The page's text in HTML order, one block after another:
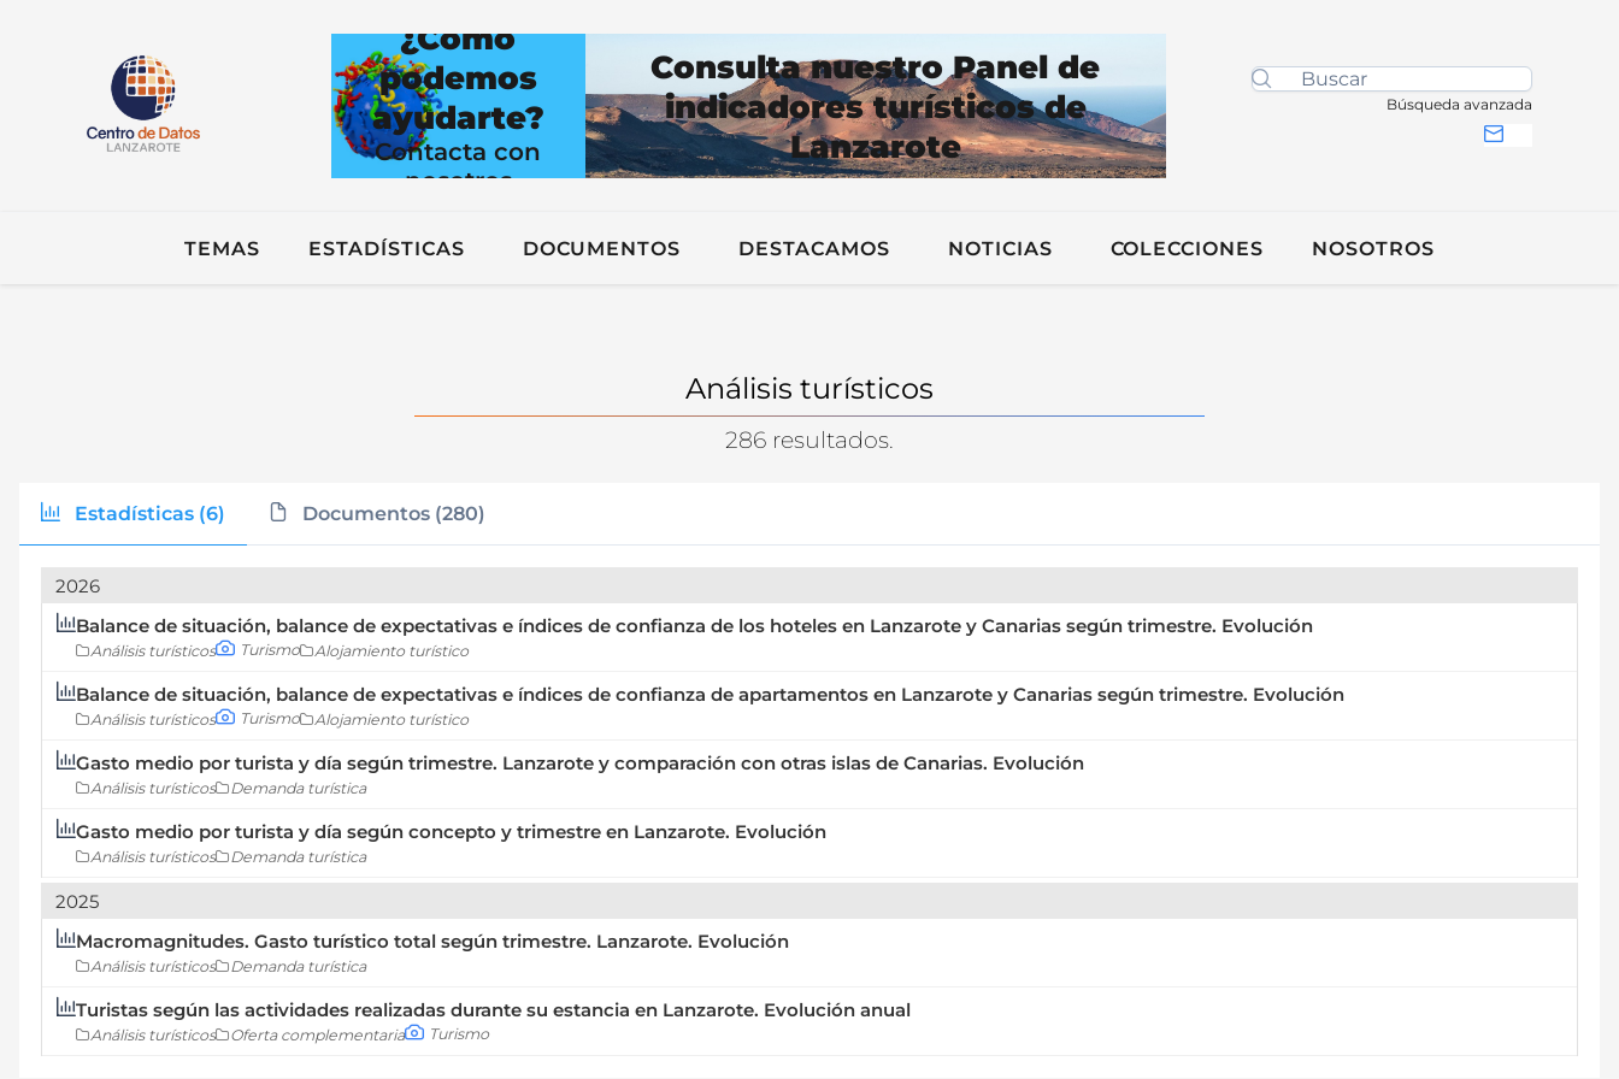
¿Cómo
podemos
ayudarte?
Contacta con
nosotros
Consulta nuestro Panel de
indicadores turísticos de
Lanzarote
Búsqueda avanzada
TEMAS ESTADÍSTICAS DOCUMENTOS DESTACAMOS NOTICIAS COLECCIONES NOSOTROS
Análisis turísticos
286 resultados.
Estadísticas (6) Documentos (280)
2026
Balance de situación, balance de expectativas e índices de confianza de los hoteles en Lanzarote y Canarias según trimestre. Evolución
Análisis turísticos Turismo Alojamiento turístico
Balance de situación, balance de expectativas e índices de confianza de apartamentos en Lanzarote y Canarias según trimestre. Evolución
Análisis turísticos Turismo Alojamiento turístico
Gasto medio por turista y día según trimestre. Lanzarote y comparación con otras islas de Canarias. Evolución
Análisis turísticos Demanda turística
Gasto medio por turista y día según concepto y trimestre en Lanzarote. Evolución
Análisis turísticos Demanda turística
2025
Macromagnitudes. Gasto turístico total según trimestre. Lanzarote. Evolución
Análisis turísticos Demanda turística
Turistas según las actividades realizadas durante su estancia en Lanzarote. Evolución anual
Análisis turísticos Oferta complementaria Turismo